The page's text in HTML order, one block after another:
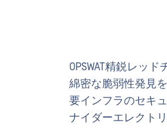
OPSWAT精鋭レッ
綿密な脆弱性発見
要インフラのセキ
ナイダーエレクト